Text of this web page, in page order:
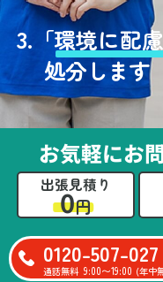
3. 「環境に配慮
処分します
お気軽にお
出張見積り
0円
0120-507-027
通話無料 9:00〜19:00 (年中